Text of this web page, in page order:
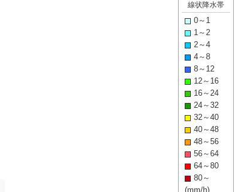
線状降水帯
0～1
1～2
2～4
4～8
8～12
12～16
16～24
24～32
32～40
40～48
48～56
56～64
64～80
80～
(mm/h)